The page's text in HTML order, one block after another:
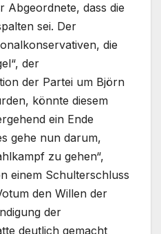
Abgeordnete, dass die
sei. Der
die
der
der Partei um Björn
könnte diesem
ein Ende
gehe nun darum,
zu gehen“,
einem Schulterschluss
den Willen der
der
deutlich gemacht